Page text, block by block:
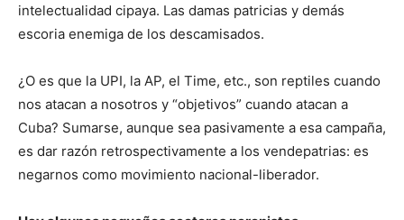
intelectualidad cipaya. Las damas patricias y demás
escoria enemiga de los descamisados.
¿O es que la UPI, la AP, el Time, etc., son reptiles cuando
nos atacan a nosotros y “objetivos” cuando atacan a
Cuba? Sumarse, aunque sea pasivamente a esa campaña,
es dar razón retrospectivamente a los vendepatrias: es
negarnos como movimiento nacional-liberador.